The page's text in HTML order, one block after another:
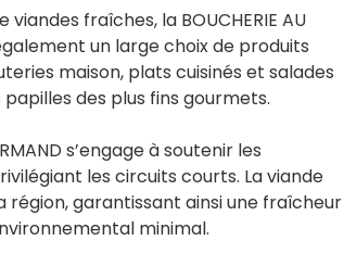
fraîches, la BOUCHERIE AU
un large choix de produits
maison, plats cuisinés et salades
des plus fins gourmets.
s’engage à soutenir les
les circuits courts. La viande
région, garantissant ainsi une fraîcheur
minimal.